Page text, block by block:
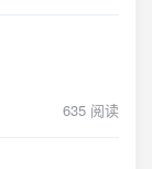
635 阅读